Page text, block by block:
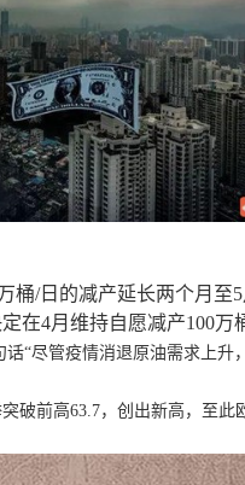
桶/日的减产延长两个月至
在4月维持自愿减产100万
“尽管疫情消退原油需求上升
破前高63.7，创出新高，至此